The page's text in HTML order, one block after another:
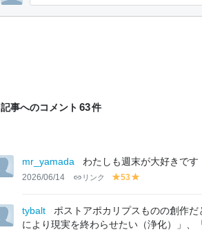
記事へのコメント 63件
mr_yamada わたしも週末が大好きです
2026/06/14 リンク
y
lo
w
53
lo
w
tybalt
ポストアポカリプスものの創作
により現実を終わらせたい（浄化）」、